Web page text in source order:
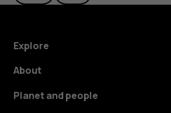
Explore
About
Planet and people